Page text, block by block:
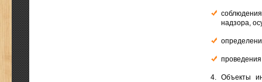
надзора,
проведения
4. Объекты